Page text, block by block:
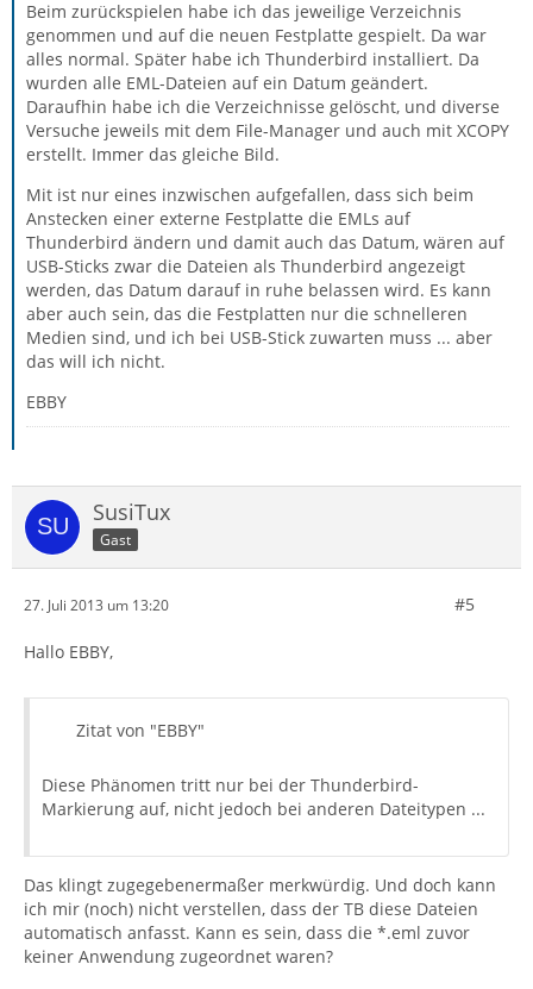
Beim zurückspielen habe ich das jeweilige Verzeichnis
genommen und auf die neuen Festplatte gespielt. Da war
alles normal. Später habe ich Thunderbird installiert. Da
wurden alle EML-Dateien auf ein Datum geändert.
Daraufhin habe ich die Verzeichnisse gelöscht, und diverse
Versuche jeweils mit dem File-Manager und auch mit XCOPY
erstellt. Immer das gleiche Bild.
Mit ist nur eines inzwischen aufgefallen, dass sich beim
Anstecken einer externe Festplatte die EMLs auf
Thunderbird ändern und damit auch das Datum, wären auf
USB-Sticks zwar die Dateien als Thunderbird angezeigt
werden, das Datum darauf in ruhe belassen wird. Es kann
aber auch sein, das die Festplatten nur die schnelleren
Medien sind, und ich bei USB-Stick zuwarten muss ... aber
das will ich nicht.
EBBY
SusiTux
Gast
27. Juli 2013 um 13:20 #5
Hallo EBBY,
Zitat von "EBBY"
Diese Phänomen tritt nur bei der Thunderbird-
Markierung auf, nicht jedoch bei anderen Dateitypen ...
Das klingt zugegebenermaßer merkwürdig. Und doch kann
ich mir (noch) nicht verstellen, dass der TB diese Dateien
automatisch anfasst. Kann es sein, dass die *.eml zuvor
keiner Anwendung zugeordnet waren?